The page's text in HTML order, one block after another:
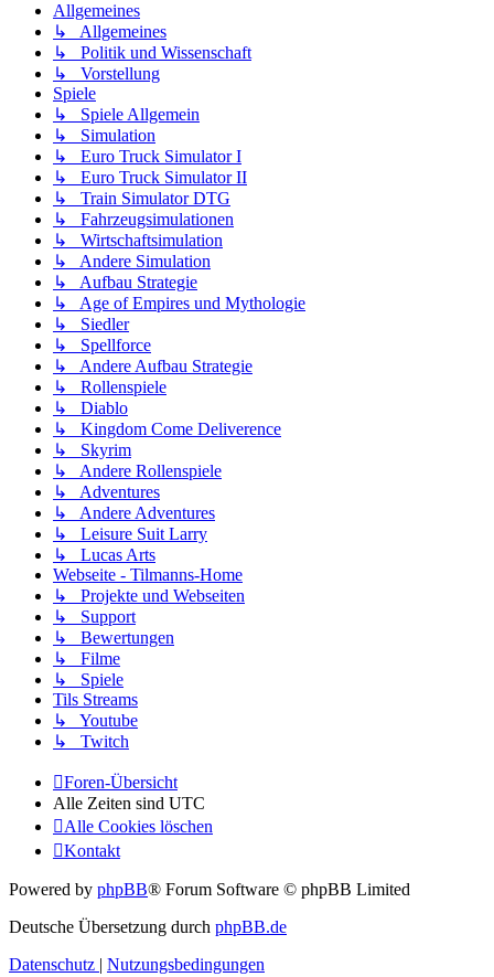
Allgemeines
↳ Allgemeines
↳ Politik und Wissenschaft
↳ Vorstellung
Spiele
↳ Spiele Allgemein
↳ Simulation
↳ Euro Truck Simulator I
↳ Euro Truck Simulator II
↳ Train Simulator DTG
↳ Fahrzeugsimulationen
↳ Wirtschaftsimulation
↳ Andere Simulation
↳ Aufbau Strategie
↳ Age of Empires und Mythologie
↳ Siedler
↳ Spellforce
↳ Andere Aufbau Strategie
↳ Rollenspiele
↳ Diablo
↳ Kingdom Come Deliverence
↳ Skyrim
↳ Andere Rollenspiele
↳ Adventures
↳ Andere Adventures
↳ Leisure Suit Larry
↳ Lucas Arts
Webseite - Tilmanns-Home
↳ Projekte und Webseiten
↳ Support
↳ Bewertungen
↳ Filme
↳ Spiele
Tils Streams
↳ Youtube
↳ Twitch
Foren-Übersicht
Alle Zeiten sind UTC
Alle Cookies löschen
Kontakt
Powered by phpBB® Forum Software © phpBB Limited
Deutsche Übersetzung durch phpBB.de
Datenschutz | Nutzungsbedingungen